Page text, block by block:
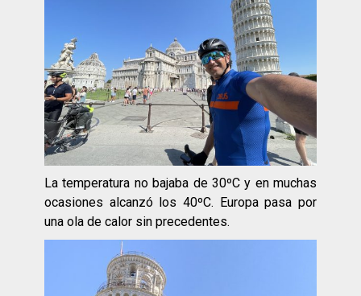
La temperatura no bajaba de 30ºC y en muchas
ocasiones alcanzó los 40ºC. Europa pasa por
una ola de calor sin precedentes.